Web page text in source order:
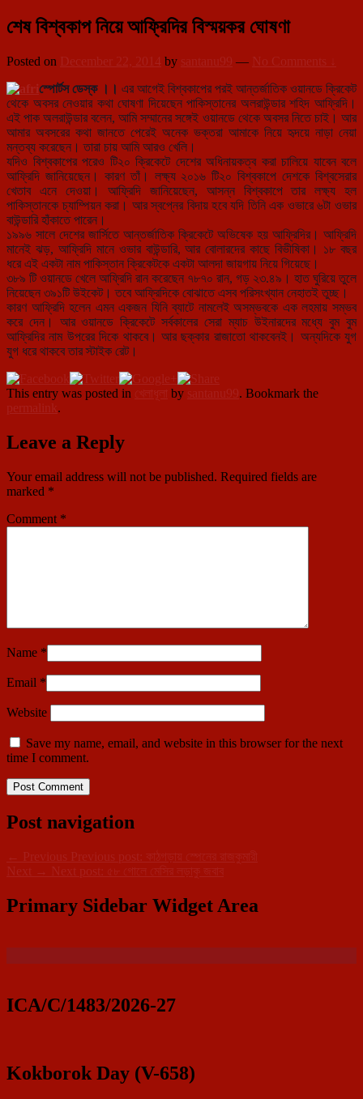
শেষ বিশ্বকাপ নিয়ে আফ্রিদির বিস্ময়কর ঘোষণা
Posted on December 22, 2014 by santanu99 — No Comments ↓
স্পোর্টস ডেস্ক ।। এর আগেই বিশ্বকাপের পরই আন্তর্জাতিক ওয়ানডে ক্রিকেট
থেকে অবসর নেওয়ার কথা ঘোষণা দিয়েছেন পাকিস্তানের অলরাউন্ডার শহিদ আফ্রিদি।
এই পাক অলরাউন্ডার বলেন, আমি সম্মানের সঙ্গেই ওয়ানডে থেকে অবসর নিতে চাই। আর
আমার অবসরের কথা জানতে পেরেই অনেক ভক্তরা আমাকে নিয়ে হৃদয়ে নাড়া নেয়া
মন্তব্য করেছেন। তারা চায় আমি আরও খেলি।
যদিও বিশ্বকাপের পরেও টি২০ ক্রিকেটে দেশের অধিনায়কত্ব করা চালিয়ে যাবেন বলে
আফ্রিদি জানিয়েছেন। কারণ তাঁ। লক্ষ্য ২০১৬ টি২০ বিশ্বকাপে দেশকে বিশ্বসেরার
খেতাব এনে দেওয়া। আফ্রিদি জানিয়েছেন, আসন্ন বিশ্বকাপে তার লক্ষ্য হল
পাকিস্তানকে চ্যাম্পিয়ন করা। আর স্বপ্নের বিদায় হবে যদি তিনি এক ওভারে ৬টা ওভার
বাউন্ডারি হাঁকাতে পারেন।
১৯৯৬ সালে দেশের জার্সিতে আন্তর্জাতিক ক্রিকেটে অভিষেক হয় আফ্রিদির। আফ্রিদি
মানেই ঝড়, আফ্রিদি মানে ওভার বাউন্ডারি, আর বোলারদের কাছে বিভীষিকা। ১৮ বছর
ধরে এই একটা নাম পাকিস্তান ক্রিকেটকে একটা আলদা জায়গায় নিয়ে গিয়েছে।
৩৮৯ টি ওয়ানডে খেলে আফ্রিদি রান করেছেন ৭৮৭০ রান, গড় ২৩.৪৯। হাত ঘুরিয়ে তুলে
নিয়েছেন ৩৯১টি উইকেট। তবে আফ্রিদিকে বোঝাতে এসব পরিসংখ্যান নেহাতই তুচ্ছ।
কারণ আফ্রিদি হলেন এমন একজন যিনি ব্যাটে নামলেই অসম্ভবকে এক লহমায় সম্ভব
করে দেন। আর ওয়ানডে ক্রিকেটে সর্বকালের সেরা ম্যাচ উইনারদের মধ্যে বুম বুম
আফ্রিদির নাম উপরের দিকে থাকবে। আর ছক্কার রাজাতো থাকবেনই। অন্যদিকে যুগ
যুগ ধরে থাকবে তার স্টাইক রেট।
This entry was posted in খেলাধূলা by santanu99. Bookmark the
permalink.
Leave a Reply
Your email address will not be published. Required fields are
marked *
Comment *
Name *
Email *
Website
Save my name, email, and website in this browser for the next
time I comment.
Post navigation
← Previous Previous post:
কাঠগড়ায় স্পেনের রাজকুমারী
Next → Next post: ৫৮ গোলে মেসির লড়াকু জবাব
Primary Sidebar Widget Area
ICA/C/1483/2026-27
Kokborok Day (V-658)